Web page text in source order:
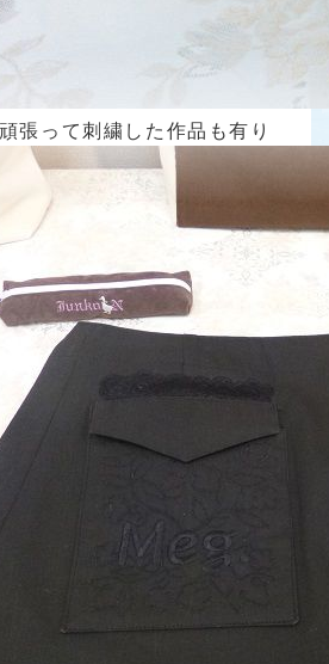
張って刺繍した作品も有り